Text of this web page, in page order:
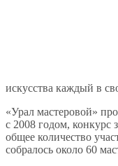
искусства каждый в
«Урал мастеровой»
с 2008 годом,
общее количество
собралось около 60